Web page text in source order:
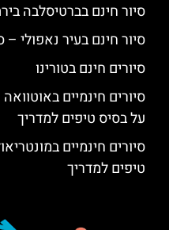
סיור חינם בברטיסלבה
סיור חינם בעיר נאפולי
סיורים חינם בטורינו
על בסיס טיפים למדריך
טיפים למדריך